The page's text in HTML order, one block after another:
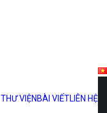
THƯ VIỆN BÀI VIẾTLIÊN HỆ